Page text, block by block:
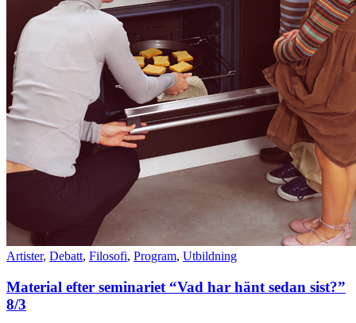
Artister, Debatt, Filosofi, Program, Utbildning
Material efter seminariet “Vad har hänt sedan sist?”
8/3